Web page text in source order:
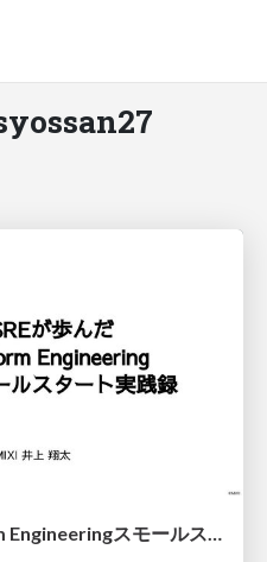
一人SREが歩んだPlatform Engineeringスモールスタート実践録 ~ クラウドネイティブ会議版 ~